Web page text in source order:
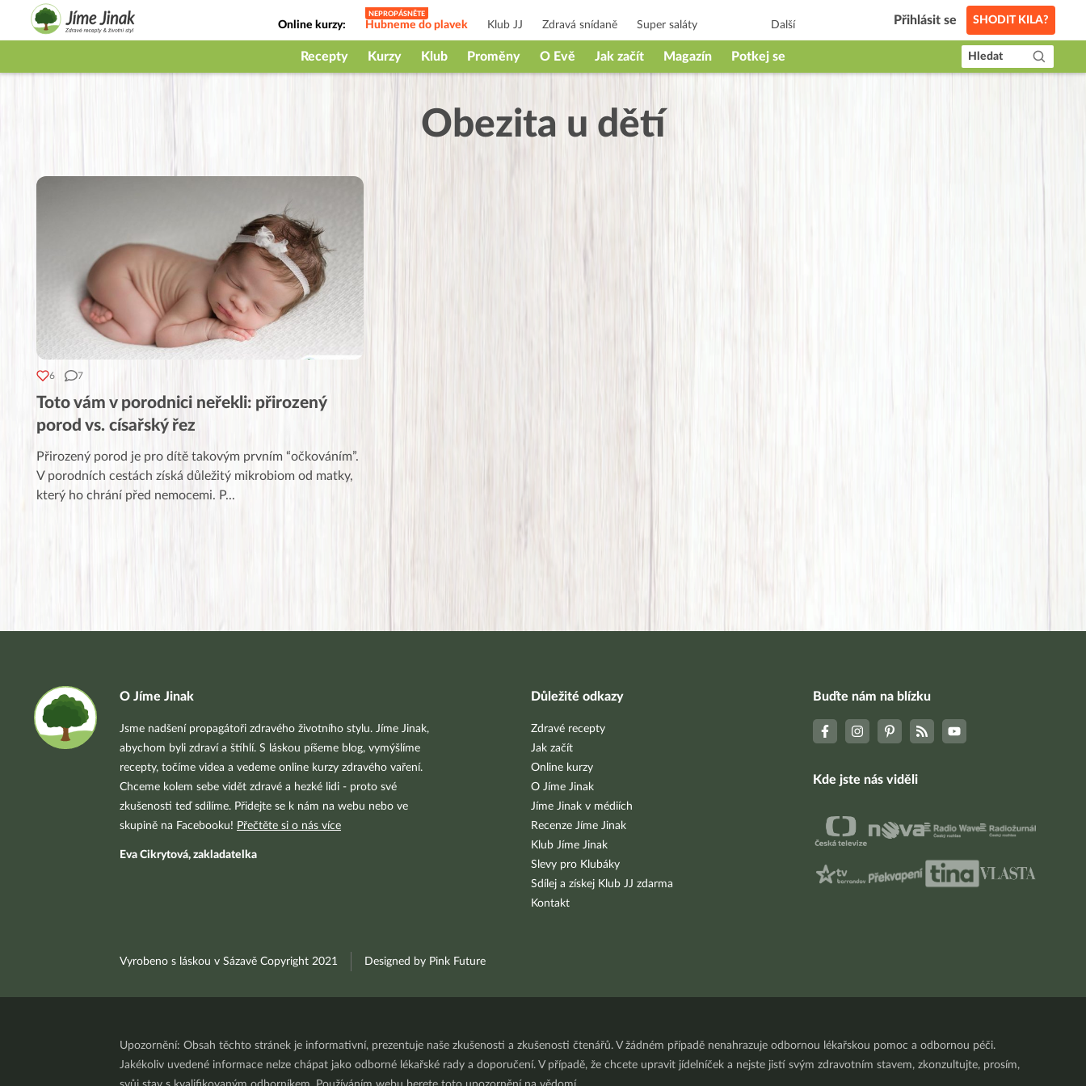
Online kurzy: Hubneme do plavek Klub JJ Zdravá snídaně Super saláty
Jak na babičky
Další Přihlásit se SHODIT KILA?
Recepty Kurzy Klub Proměny O Evě Jak začít Magazín Potkej se Hledat
Obezita u dětí
6 7
Toto vám v porodnici neřekli: přirozený
porod vs. císařský řez
Přirozený porod je pro dítě takovým prvním “očkováním”.
V porodních cestách získá důležitý mikrobiom od matky,
který ho chrání před nemocemi. P...
O Jíme Jinak
Jsme nadšení propagátoři zdravého životního stylu. Jíme Jinak,
abychom byli zdraví a štíhlí. S láskou píšeme blog, vymýšlíme
recepty, točíme videa a vedeme online kurzy zdravého vaření.
Chceme kolem sebe vidět zdravé a hezké lidi - proto své
zkušenosti teď sdílíme. Přidejte se k nám na webu nebo ve
skupině na Facebooku! Přečtěte si o nás více
Eva Cikrytová, zakladatelka
Důležité odkazy
Zdravé recepty
Jak začít
Online kurzy
O Jíme Jinak
Jíme Jinak v médiích
Recenze Jíme Jinak
Klub Jíme Jinak
Slevy pro Klubáky
Sdílej a získej Klub JJ zdarma
Kontakt
Buďte nám na blízku
Kde jste nás viděli
Vyrobeno s láskou v Sázavě Copyright 2021 Designed by Pink Future
Upozornění: Obsah těchto stránek je informativní, prezentuje naše zkušenosti a zkušenosti čtenářů. V žádném případě nenahrazuje odbornou lékařskou pomoc a odbornou péči.
Jakékoliv uvedené informace nelze chápat jako odborné lékařské rady a doporučení. V případě, že chcete upravit jídelníček a nejste jistí svým zdravotním stavem, zkonzultujte, prosím,